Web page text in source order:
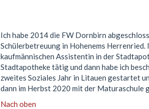
Ich habe 2014 die FW Dornbirn
Schülerbetreuung in Hohenems
kaufmännischen Assistentin in der
Stadtapotheke tätig und dann habe ich
zweites Soziales Jahr in Litauen gestartet
dann im Herbst 2020 mit der Maturaschule
Nach oben